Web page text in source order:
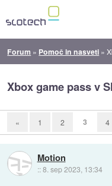
Forum » Pomoč in nasveti »
Xbox game pass v
« 1 2 3 4
Motion
::8. sep 2023, 13:34